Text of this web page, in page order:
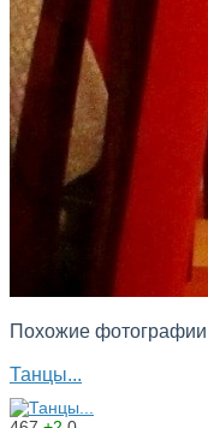
Похожие фотографии
Танцы...